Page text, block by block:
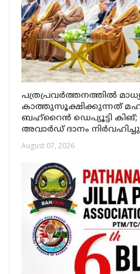
പത്രപ്രവർത്തനത്തിൽ
കാത്തുസൂക്ഷിക്കുന്നത്
ബഹ്‌റൈൻ ഡെപ്യൂട്ടി കിങ്;
അവാർഡ് ദാനം നിർവഹിച്ചു
August 07, 2026